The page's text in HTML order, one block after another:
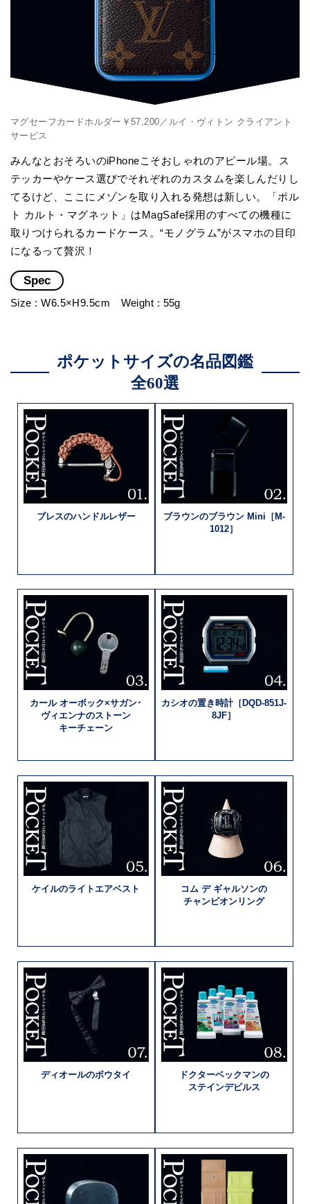
マグセーフカードホルダー￥57,200／ルイ・ヴィトン クライアント
サービス
みんなとおそろいのiPhoneこそおしゃれのアピール場。ス
テッカーやケース選びでそれぞれのカスタムを楽しんだりし
てるけど、ここにメゾンを取り入れる発想は新しい。「ポル
ト カルト・マグネット」はMagSafe採用のすべての機種に
取りつけられるカードケース。“モノグラム”がスマホの目印
になるって贅沢！
Spec
Size : W6.5×H9.5cm Weight : 55g
ポケットサイズの名品図鑑
全60選
ブレスのハンドルレザー ブラウンのブラウン Mini［M-
1012］
カールオーボック×サガン･
ヴィエンナのストーン
キーチェーン
カシオの置き時計［DQD-851J-
8JF］
ケイルのライトエアベスト コム デ ギャルソンの
チャンピオン リング
ディオールのボウタイ ドクターベックマンの
ステインデビルス